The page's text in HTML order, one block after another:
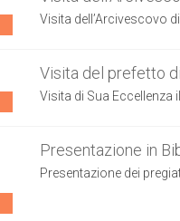
Visita dell’Arcivescovo
Visita del prefetto
Visita di Sua Eccellenza
Presentazione in
Presentazione dei